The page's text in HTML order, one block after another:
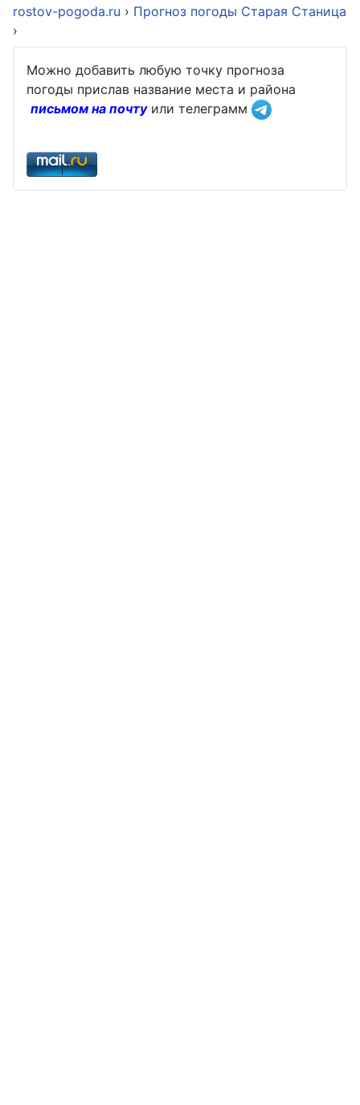
rostov-pogoda.ru › Прогноз погоды Старая Станица
›
Можно добавить любую точку прогноза
погоды прислав название места и района
письмом на почтуили телеграмм